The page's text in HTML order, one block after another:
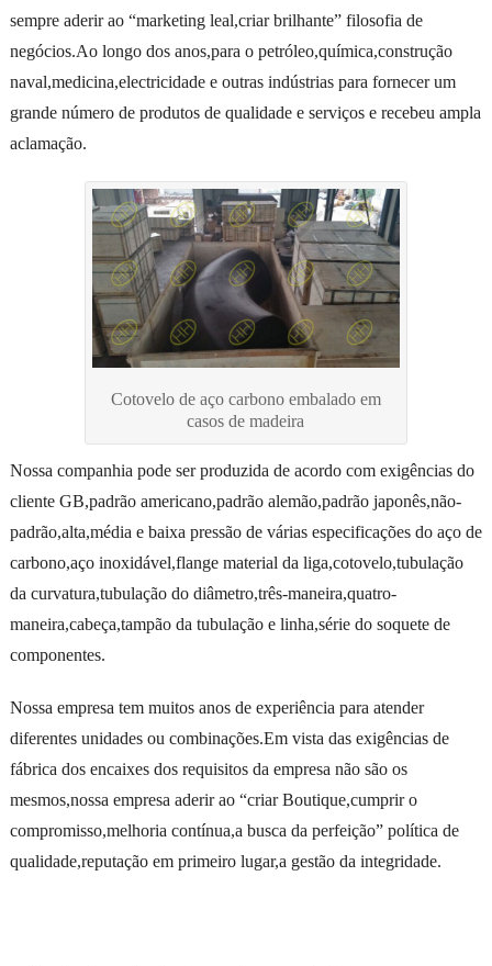
sempre aderir ao “marketing leal,criar brilhante” filosofia de
negócios.Ao longo dos anos,para o petróleo,química,construção
naval,medicina,electricidade e outras indústrias para fornecer um
grande número de produtos de qualidade e serviços e recebeu ampla
aclamação.
Cotovelo de aço carbono embalado em
casos de madeira
Nossa companhia pode ser produzida de acordo com exigências do
cliente GB,padrão americano,padrão alemão,padrão japonês,não-
padrão,alta,média e baixa pressão de várias especificações do aço de
carbono,aço inoxidável,flange material da liga,cotovelo,tubulação
da curvatura,tubulação do diâmetro,três-maneira,quatro-
maneira,cabeça,tampão da tubulação e linha,série do soquete de
componentes.
Nossa empresa tem muitos anos de experiência para atender
diferentes unidades ou combinações.Em vista das exigências de
fábrica dos encaixes dos requisitos da empresa não são os
mesmos,nossa empresa aderir ao “criar Boutique,cumprir o
compromisso,melhoria contínua,a busca da perfeição” política de
qualidade,reputação em primeiro lugar,a gestão da integridade.